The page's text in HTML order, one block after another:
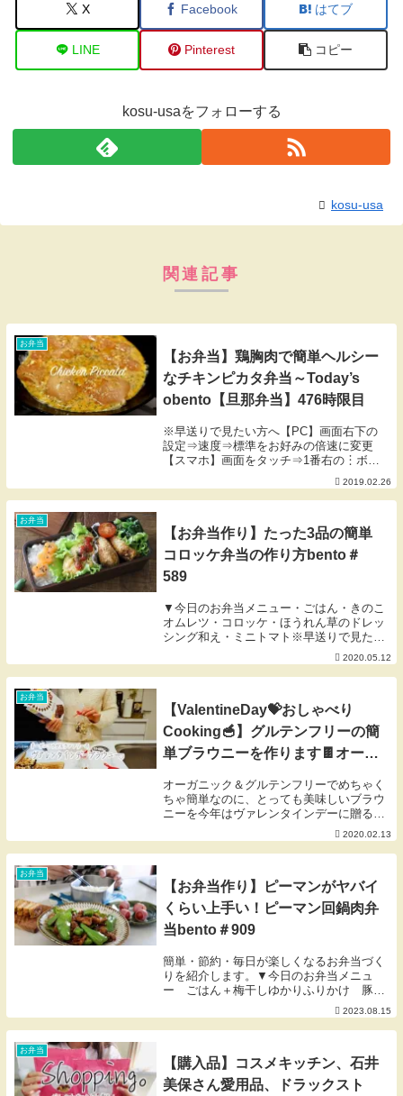
X Facebook はてブ
LINE Pinterest コピー
kosu-usaをフォローする
kosu-usa
関連記事
お弁当
【お弁当】鶏胸肉で簡単ヘルシー
なチキンピカタ弁当～Today’s
obento【旦那弁当】476時限目
※早送りで見たい方へ【PC】画面右下の
設定⇒速度⇒標準をお好みの倍速に変更
【スマホ】画面をタッチ⇒1番右の︙ボタ
ンをタッチ⇒再生速度こんにちは、にぎり
っ娘。です！久しぶりにチキンピカタ弁当
です。鶏胸肉なので、ヘルシーでリーズナ
2019.02.26
お弁当
【お弁当作り】たった3品の簡単
コロッケ弁当の作り方bento＃
589
▼今日のお弁当メニュー・ごはん・きのこ
オムレツ・コロッケ・ほうれん草のドレッ
シング和え・ミニトマト※早送りで見たい
方へ【PC】画面右下の設定⇒速度⇒標準
をお好みの倍速に変更【スマホ】画面をタ
ッチ⇒1番右の︙ボタンをタッチ⇒再生速
2020.05.12
お弁当
【ValentineDay💝おしゃべり
Cooking🥣】グルテンフリーの簡
単ブラウニーを作ります🍫オーガ
敗知らずでとっても美味しい☺︎
ValentineDay💝
オーガニック＆グルテンフリーでめちゃく
ちゃ簡単なのに、とっても美味しいブラウ
ニーを今年はヴァレンタインデーに贈るこ
とにしました☺︎おしゃべりしながらだとす
ごく長い動画になってしまいましたが、ラ
ジオ感覚で聞き流しながらでお楽しみ頂け
2020.02.13
お弁当
【お弁当作り】ピーマンがヤバイ
くらい上手い！ピーマン回鍋肉弁
当bento＃909
簡単・節約・毎日が楽しくなるお弁当づく
りを紹介します。▼今日のお弁当メニュ
ー ごはん＋梅干しゆかりふりかけ 豚こ
まのピーマン回鍋肉 カンタン酢de卵焼
き トマトベーコン巻き ★にぎりっ娘の
公式ブログ★お弁当に関する注意事項-------
2023.08.15
お弁当
【購入品】コスメキッチン、石井
美保さん愛用品、ドラックスト